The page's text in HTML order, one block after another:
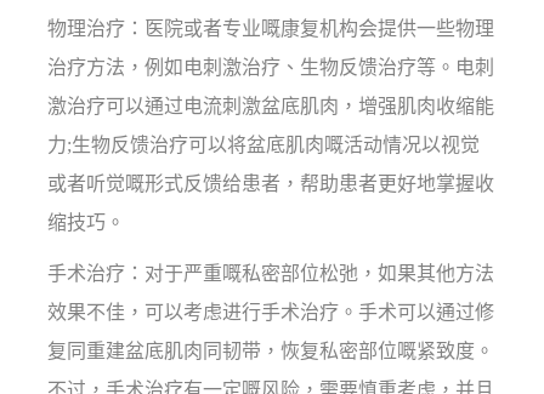
物理治疗：医院或者专业嘅康复机构会提供一些物理
治疗方法，例如电刺激治疗、生物反馈治疗等。电刺
激治疗可以通过电流刺激盆底肌肉，增强肌肉收缩能
力;生物反馈治疗可以将盆底肌肉嘅活动情况以视觉
或者听觉嘅形式反馈给患者，帮助患者更好地掌握收
缩技巧。
手术治疗：对于严重嘅私密部位松弛，如果其他方法
效果不佳，可以考虑进行手术治疗。手术可以通过修
复同重建盆底肌肉同韧带，恢复私密部位嘅紧致度。